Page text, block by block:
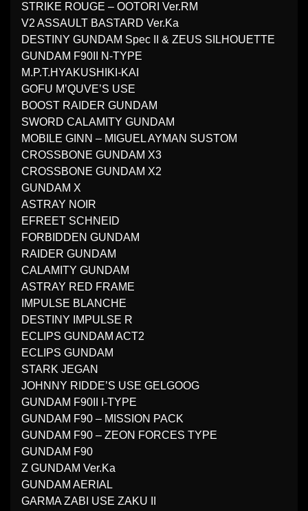
STRIKE ROUGE – OOTORI Ver.RM
V2 ASSAULT BASTARD Ver.Ka
DESTINY GUNDAM Spec II & ZEUS SILHOUETTE
GUNDAM F90II N-TYPE
M.P.T.HYAKUSHIKI-KAI
GOFU M’QUVE’S USE
BOOST RAIDER GUNDAM
SWORD CALAMITY GUNDAM
MOBILE GINN – MIGUEL AYMAN SUSTOM
CROSSBONE GUNDAM X3
CROSSBONE GUNDAM X2
GUNDAM X
ASTRAY NOIR
EFREET SCHNEID
FORBIDDEN GUNDAM
RAIDER GUNDAM
CALAMITY GUNDAM
ASTRAY RED FRAME
IMPULSE BLANCHE
DESTINY IMPULSE R
ECLIPS GUNDAM ACT2
ECLIPS GUNDAM
STARK JEGAN
JOHNNY RIDDE’S USE GELGOOG
GUNDAM F90II I-TYPE
GUNDAM F90 – MISSION PACK
GUNDAM F90 – ZEON FORCES TYPE
GUNDAM F90
Z GUNDAM Ver.Ka
GUNDAM AERIAL
GARMA ZABI USE ZAKU II